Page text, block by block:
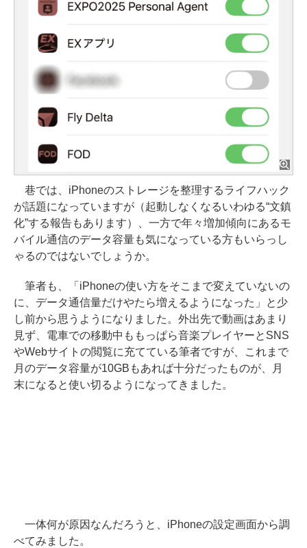
巷では、iPhoneのストレージを整理するライフハック
が話題になっていますが（起動しなくなるいわゆる“文鎮
化”する報告もあります）、一方で年々増加傾向にあるモ
バイル通信のデータ容量も気になっている方もいらっし
ゃるのではないでしょうか。
筆者も、「iPhoneの使い方をそこまで変えていないの
に、データ通信量だけやたら増えるようになった」と少
し前から思うようになりました。外出先で動画はあまり
見ず、電車での移動中ももっぱら音楽プレイヤーとSNS
やWebサイトの閲覧に充てている筆者ですが、これまで
月のデータ容量が10GBもあれば十分だったものが、月
末になると使い切るようになってきました。
一体何が原因なんだろうと、iPhoneの設定画面から調
べてみました。